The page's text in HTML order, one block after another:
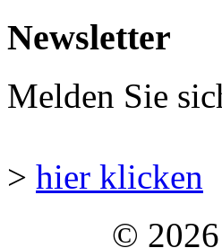
Newsletter
Melden Sie
> hier klicken
©